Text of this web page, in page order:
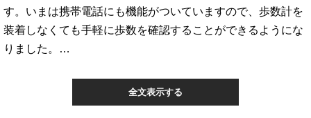
す。いまは携帯電話にも機能がついていますので、歩数計を
装着しなくても手軽に歩数を確認することができるようにな
りました。…
全文表示する